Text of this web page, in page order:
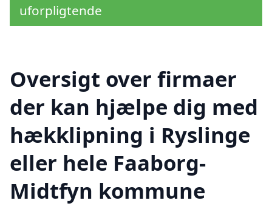
uforpligtende
Oversigt over firmaer
der kan hjælpe dig med
hækklipning i Ryslinge
eller hele Faaborg-
Midtfyn kommune